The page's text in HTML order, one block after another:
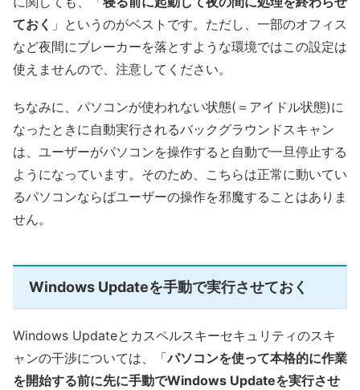
ておく 」というのがベストです。ただし、一部のオフィス
など夜間にブレーカーを落とすような環境ではこの設定は
使えませんので、注意してください。
ちなみに、パソコンが使われない状態(＝アイドル状態)に
なったときに自動実行されるバックグラウンドスキャン
は、ユーザーがパソコンを操作すると自動で一旦停止する
ようになっています。そのため、こちらは正常に動いてい
るパソコンならばユーザーの操作を邪魔することはありま
せん。
Windows Updateを手動で実行させておく
Windows Updateとカスペルスキーセキュリティのスキ
ャンの干渉については、「パソコンを使って本格的に作業
を開始する前に先に手動でWindows Updateを実行させ